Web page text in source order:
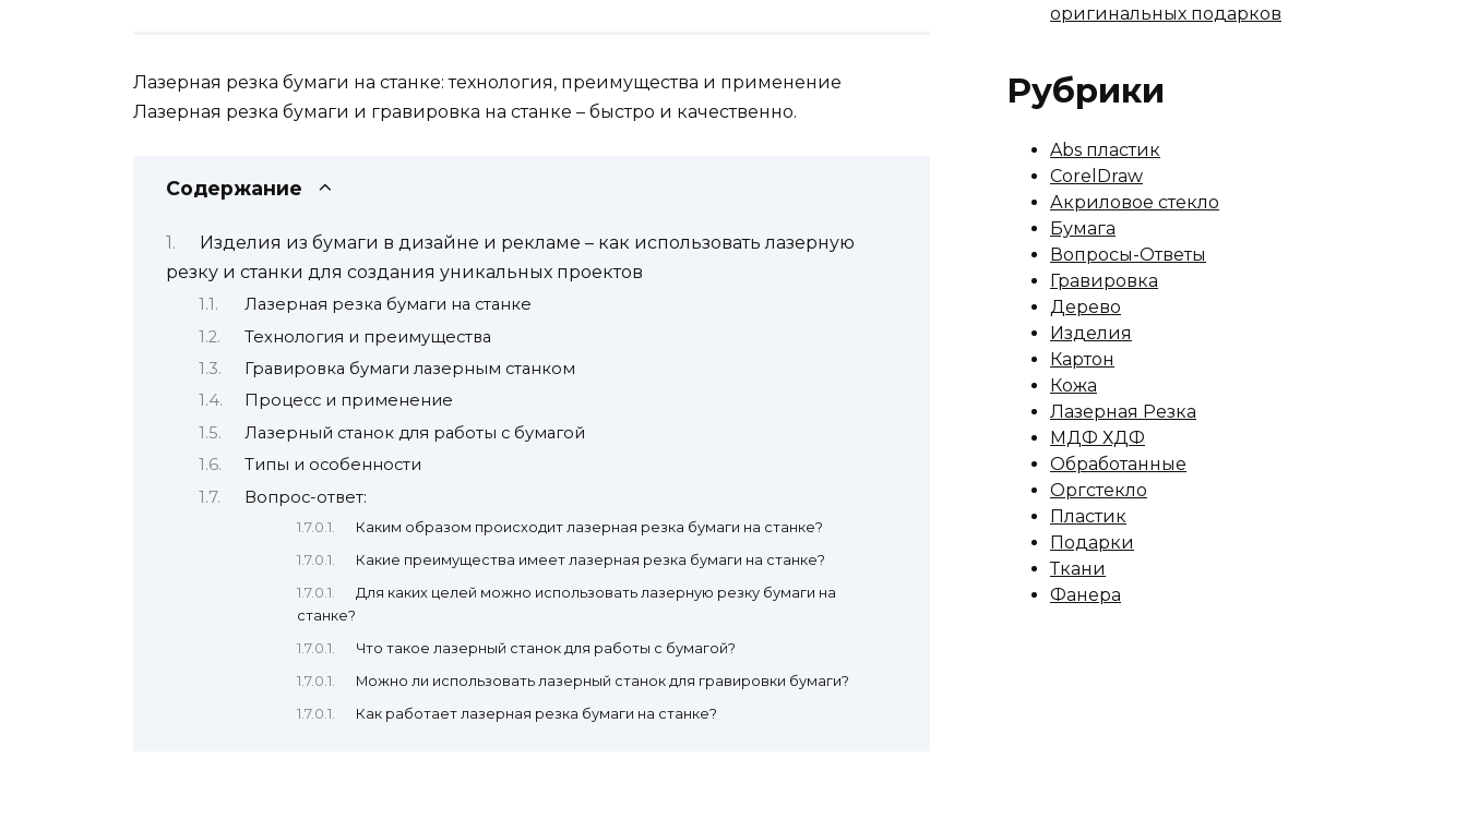
Лазерная резка бумаги на станке: технология, преимущества и применение
Лазерная резка бумаги и гравировка на станке – быстро и качественно.
Содержание
Изделия из бумаги в дизайне и рекламе – как использовать лазерную
резку и станки для создания уникальных проектов
Лазерная резка бумаги на станке
Технология и преимущества
Гравировка бумаги лазерным станком
Процесс и применение
Лазерный станок для работы с бумагой
Типы и особенности
Вопрос-ответ:
Каким образом происходит лазерная резка бумаги на станке?
Какие преимущества имеет лазерная резка бумаги на станке?
Для каких целей можно использовать лазерную резку бумаги на
станке?
Что такое лазерный станок для работы с бумагой?
Можно ли использовать лазерный станок для гравировки бумаги?
Как работает лазерная резка бумаги на станке?
оригинальных подарков
Рубрики
Abs пластик
CorelDraw
Акриловое стекло
Бумага
Вопросы-Ответы
Гравировка
Дерево
Изделия
Картон
Кожа
Лазерная Резка
МДФ ХДФ
Обработанные
Оргстекло
Пластик
Подарки
Ткани
Фанера